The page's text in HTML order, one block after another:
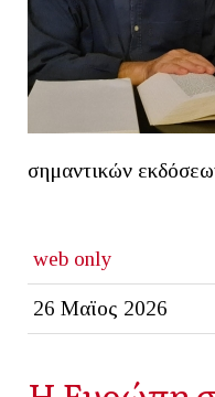
σημαντικών
web only
26 Μαϊος 2026